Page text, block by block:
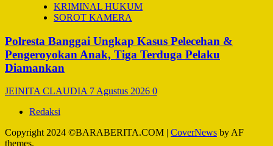
KRIMINAL HUKUM
SOROT KAMERA
Polresta Banggai Ungkap Kasus Pelecehan &
Pengeroyokan Anak, Tiga Terduga Pelaku
Diamankan
JEINITA CLAUDIA 7 Agustus 2026 0
Redaksi
Copyright 2024 ©BARABERITA.COM | CoverNews by AF
themes.